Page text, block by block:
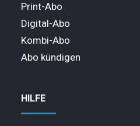
Print-Abo
Digital-Abo
Kombi-Abo
Abo kündigen
HILFE